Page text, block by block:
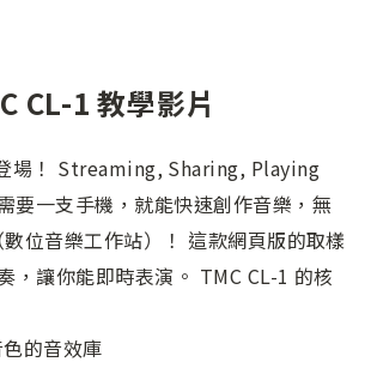
CL-1 教學影片
場！ Streaming, Sharing, Playing
一支手機，就能快速創作音樂，無
位音樂工作站）！ 這款網頁版的取樣
，讓你能即時表演。 TMC CL-1 的核
的音效庫